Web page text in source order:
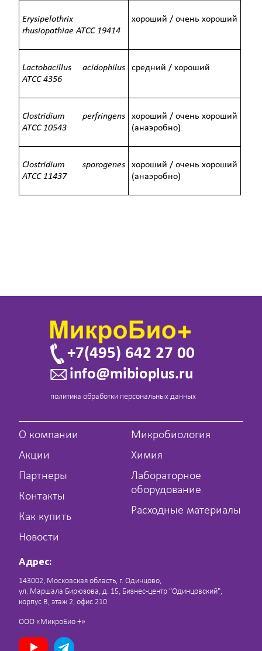
Erysipelothrix
rhusiopathiaeATCC19414
хороший / очень хороший
Lactobacillus acidophilus
ATCC4356
средний / хороший
Clostridium perfringens
ATCC10543
хороший / очень хороший
(анаэробно)
Clostridium sporogenes
ATCC11437
хороший / очень хороший
(анаэробно)
+7(495) 642 27 00
info@mibioplus.ru
политика обработки персональных данных
О компании
Акции
Партнеры
Контакты
Как купить
Новости
Микробиология
Химия
Лабораторное
оборудование
Расходные материалы
Адрес:
143002, Московская область, г. Одинцово,
ул. Маршала Бирюзова, д. 15, Бизнес-центр "Одинцовский",
корпус В, этаж 2, офис 210
ООО «МикроБио +»